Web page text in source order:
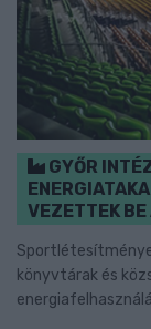
GYŐR
VEZETTEK
könyvtárak és